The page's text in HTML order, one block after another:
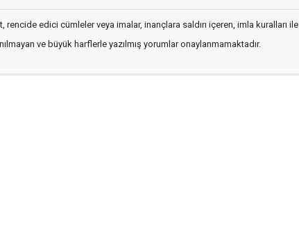
rencide edici cümleler veya imalar, inançlara saldırı içeren, imla kuralları ile
ve büyük harflerle yazılmış yorumlar onaylanmamaktadır.